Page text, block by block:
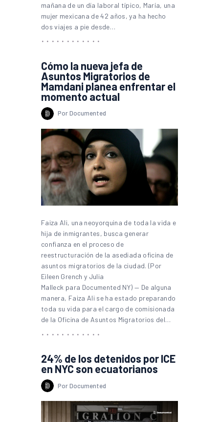
mañana de un día laboral típico, María, una
mujer mexicana de 42 años, ya ha hecho
dos viajes a pie desde…
Cómo la nueva jefa de
Asuntos Migratorios de
Mamdani planea enfrentar el
momento actual
Por Documented
Faiza Ali, una neoyorquina de toda la vida e
hija de inmigrantes, busca generar
confianza en el proceso de
reestructuración de la asediada oficina de
asuntos migratorios de la ciudad. (Por
Eileen Grench y Julia
Malleck para Documented NY) — De alguna
manera, Faiza Ali se ha estado preparando
toda su vida para el cargo de comisionada
de la Oficina de Asuntos Migratorios del…
24% de los detenidos por ICE
en NYC son ecuatorianos
Por Documented